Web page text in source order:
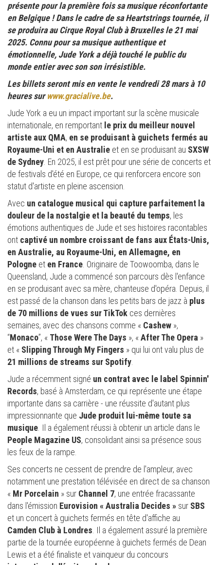
présente pour la première fois sa musique réconfortante
en Belgique ! Dans le cadre de sa Heartstrings tournée, il
se produira au Cirque Royal Club à Bruxelles le 21 mai
2025. Connu pour sa musique authentique et
émotionnelle, Jude York a déjà touché le public du
monde entier avec son son irrésistible.
Les billets seront mis en vente le vendredi 28 mars à 10
heures surwww.gracialive.be.
Jude York a eu un impact important sur la scène musicale
internationale, en remportant le prix du meilleur nouvel
artiste aux QMA, en se produisant à guichets fermés au
Royaume-Uni et en Australie et en se produisant au SXSW
de Sydney. En 2025, il est prêt pour une série de concerts et
de festivals d'été en Europe, ce qui renforcera encore son
statut d'artiste en pleine ascension.
Avec un catalogue musical qui capture parfaitement la
douleur de la nostalgie et la beauté du temps, les
émotions authentiques de Jude et ses histoires racontables
ont captivé un nombre croissant de fans aux États-Unis,
en Australie, au Royaume-Uni, en Allemagne, en
Pologne et en France. Originaire de Toowoomba, dans le
Queensland, Jude a commencé son parcours dès l'enfance
en se produisant avec sa mère, chanteuse d'opéra. Depuis, il
est passé de la chanson dans les petits bars de jazz à plus
de 70 millions de vues sur TikTok ces dernières
semaines, avec des chansons comme « Cashew »,
“Monaco”, « Those Were The Days », «After The Opera »
et « Slipping Through My Fingers » qui lui ont valu plus de
21 millions de streams sur Spotify.
Jude a récemment signé un contrat avec le label Spinnin'
Records, basé à Amsterdam, ce qui représente une étape
importante dans sa carrière - une réussite d'autant plus
impressionnante que Jude produit lui-même toute sa
musique. Il a également réussi à obtenir un article dans le
People Magazine US, consolidant ainsi sa présence sous
les feux de la rampe.
Ses concerts ne cessent de prendre de l'ampleur, avec
notamment une prestation télévisée en direct de sa chanson
« Mr Porcelain » sur Channel 7, une entrée fracassante
dans l'émission Eurovision « Australia Decides » sur SBS
et un concert à guichets fermés en tête d'affiche au
Camden Club à Londres. Il a également assuré la première
partie de la tournée européenne à guichets fermés de Dean
Lewis et a été finaliste et vainqueur du concours